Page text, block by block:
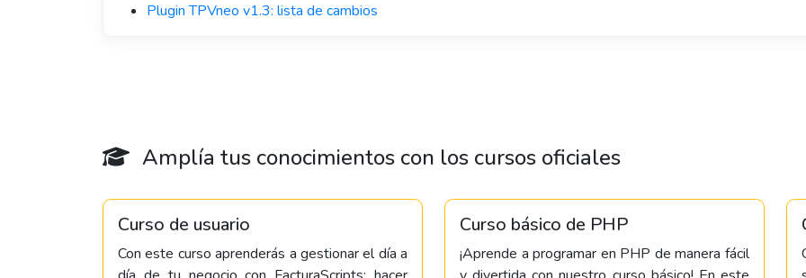
Plugin TPVneo v1.3: lista de cambios
Amplía tus conocimientos con los cursos oficiales
Curso de usuario
Con este curso aprenderás a gestionar el día a
Curso básico de PHP
¡Aprende a programar en PHP de manera fácil